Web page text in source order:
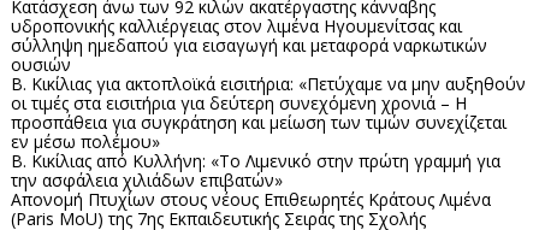
Κατάσχεση άνω των 92 κιλών ακατέργαστης κάνναβης
υδροπονικής καλλιέργειας στον λιμένα Ηγουμενίτσας και
σύλληψη ημεδαπού για εισαγωγή και μεταφορά ναρκωτικών
ουσιών
Β. Κικίλιας για ακτοπλοϊκά εισιτήρια: «Πετύχαμε να μην αυξηθούν
οι τιμές στα εισιτήρια για δεύτερη συνεχόμενη χρονιά – Η
προσπάθεια για συγκράτηση και μείωση των τιμών συνεχίζεται
εν μέσω πολέμου»
Β. Κικίλιας από Κυλλήνη: «Το Λιμενικό στην πρώτη γραμμή για
την ασφάλεια χιλιάδων επιβατών»
Απονομή Πτυχίων στους νέους Επιθεωρητές Κράτους Λιμένα
(Paris MoU) της 7ης Εκπαιδευτικής Σειράς της Σχολής